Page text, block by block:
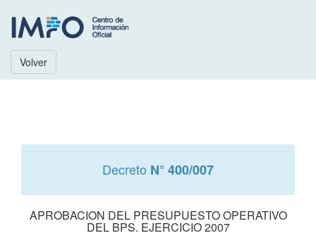
Volver
Decreto N° 400/007
APROBACION DEL PRESUPUESTO OPERATIVO
DEL BPS. EJERCICIO 2007